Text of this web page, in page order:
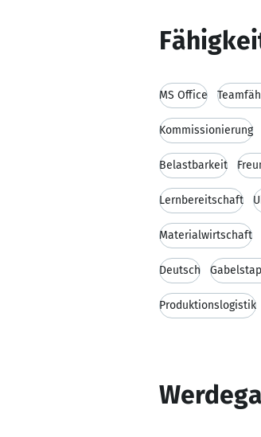
MS Office
Kommissionierung
Belastbarkeit
Lernbereitschaft
Materialwirtschaft
Deutsch
Produktionslogistik